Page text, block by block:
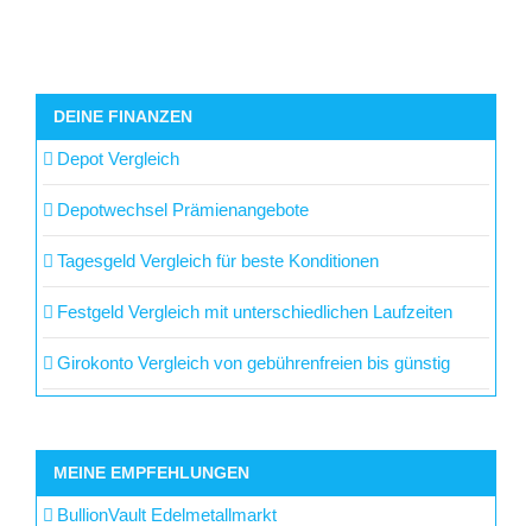
DEINE FINANZEN
Depot Vergleich
Depotwechsel Prämienangebote
Tagesgeld Vergleich für beste Konditionen
Festgeld Vergleich mit unterschiedlichen Laufzeiten
Girokonto Vergleich von gebührenfreien bis günstig
MEINE EMPFEHLUNGEN
BullionVault Edelmetallmarkt